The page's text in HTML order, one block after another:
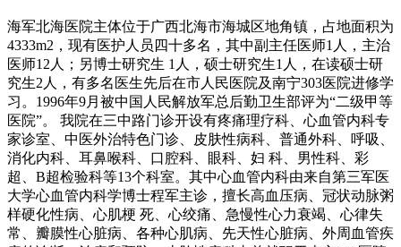
海军北海医院主体位于广西北海市海城区地角镇，占地面积为
4333m2，现有医护人员四十多名，其中副主任医师1人，主治
医师12人；另博士研究生 1人，硕士研究生1人，在读硕士研
究生2人，有多名医生先后在市人民医院及南宁303医院进修学
习。1996年9月被中国人民解放军总后勤卫生部评为“二级甲等
医院”。 我院在三中路门诊开设有疼痛理疗科、心血管内科专
家诊室、中医外治特色门诊、皮肤性病科、普通外科、呼吸、
消化内科、耳鼻喉科、口腔科、眼科、妇 科、男性科、彩
超、B超检验科等13个科室。其中心血管内科由来自第三军医
大学心血管内科学博士程军主诊，擅长高血压病、冠状动脉粥
样硬化性病、心肌梗 死、心绞痛、急慢性心力衰竭、心律失
常、瓣膜性心脏病、各种心肌病、先天性心脏病、外周血管疾